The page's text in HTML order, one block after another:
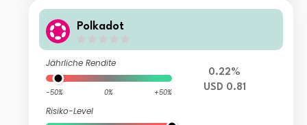
Polkadot
Jährliche Rendite
-50% 0% +50%
Risiko-Level
0.22%
USD 0.81